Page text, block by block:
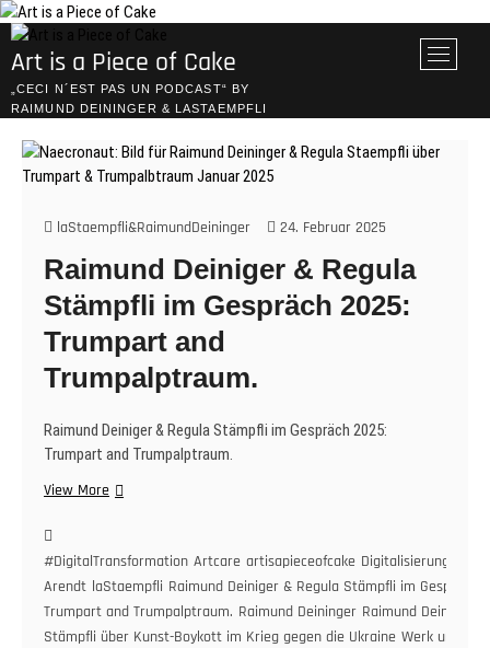
Skip
to
content
Art is a Piece of Cake
„CECI N´EST PAS UN PODCAST“ BY
RAIMUND DEININGER & LASTAEMPFLI
M
e
u
B
laStaempfli&RaimundDeininger 24. Februar 2025
Raimund Deiniger & Regula
Stämpfli im Gespräch 2025:
Trumpart and
Trumpalptraum.
Raimund Deiniger & Regula Stämpfli im Gespräch 2025:
Trumpart and Trumpalptraum.
View MoreRaimund
Regula
Stämpfli
im
Gespräch
#DigitalTransformation Artcare artisapieceofcake Digitalisierung
Arendt laStaempfli Raimund Deiniger & Regula Stämpfli im Gespräch
Trumpart and Trumpalptraum. Raimund Deininger Raimund Deininger
Stämpfli über Kunst-Boykott im Krieg gegen die Ukraine Werk und